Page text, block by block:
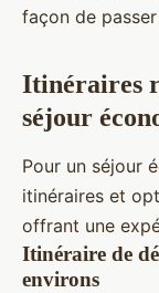
façon de
Itinéraires
séjour
Pour un séjour
itinéraires et
offrant une
Itinéraire de
environs